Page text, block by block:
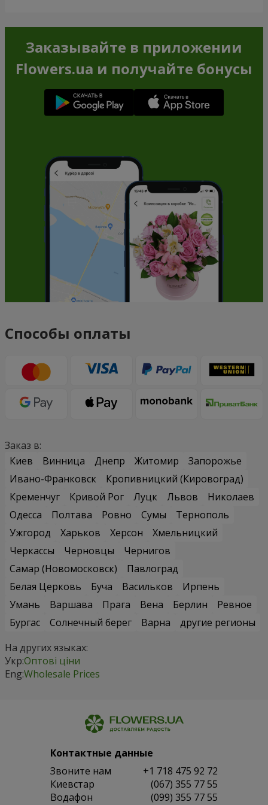
Заказывайте в приложении
Flowers.ua и получайте бонусы
Способы оплаты
Заказ в:
Киев
Винница Днепр Житомир
Запорожье
Ивано-Франковск
Кропивницкий (Кировоград)
Кременчуг
Кривой Рог Луцк Львов
Николаев
Одесса
Полтава Ровно Сумы
Тернополь
Ужгород
Харьков Херсон
Хмельницкий
Черкассы
Черновцы
Чернигов
Самар (Новомосковск)
Павлоград
Белая Церковь
Буча Васильков
Ирпень
Умань
Варшава Прага Вена Берлин
Ревное
Бургас
Солнечный берег Варна
другие регионы
На других языках:
Укр:Оптові ціни
Eng:Wholesale Prices
Контактные данные
Звоните нам
+1 718 475 92 72
Киевстар
(067) 355 77 55
Водафон
(099) 355 77 55